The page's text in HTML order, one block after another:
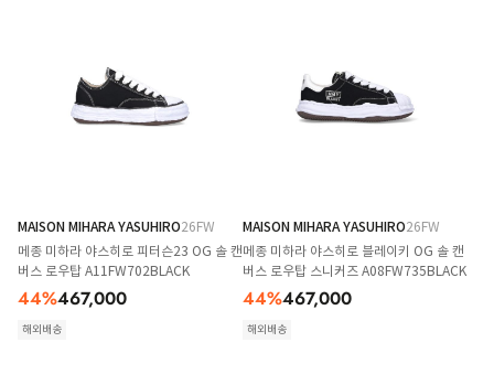
MAISON MIHARA YASUHIRO26FW
메종 미하라 야스히로 피터슨23 OG 솔 캔
버스 로우탑 A11FW702BLACK
44%467,000
해외배송
MAISON MIHARA YASUHIRO26FW
메종 미하라 야스히로 블레이키 OG 솔 캔
버스 로우탑 스니커즈 A08FW735BLACK
44%467,000
해외배송